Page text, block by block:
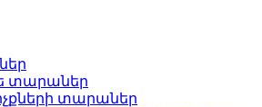
տարաներ
տարաներ